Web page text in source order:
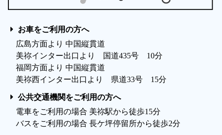
お車をご利用の方へ
広島方面より 中国縦貫道
美祢インター出口より 国道435号 10分
福岡方面より 中国縦貫道
美祢西インター出口より 県道33号 15分
公共交通機関をご利用の方へ
電車をご利用の場合 美祢駅から徒歩15分
バスをご利用の場合 長ケ坪停留所から徒歩2分